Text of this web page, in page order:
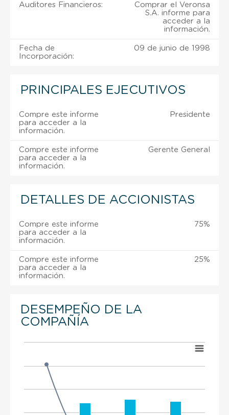
Auditores Financieros:
Comprar el Veronsa
S.A. informe para
acceder a la
información.
Fecha de
Incorporación:
09 de junio de 1998
PRINCIPALES EJECUTIVOS
Compre este informe
para acceder a la
información.
Presidente
Compre este informe
para acceder a la
información.
Gerente General
DETALLES DE ACCIONISTAS
Compre este informe
para acceder a la
información.
75%
Compre este informe
para acceder a la
información.
25%
DESEMPEÑO DE LA
COMPAÑÍA